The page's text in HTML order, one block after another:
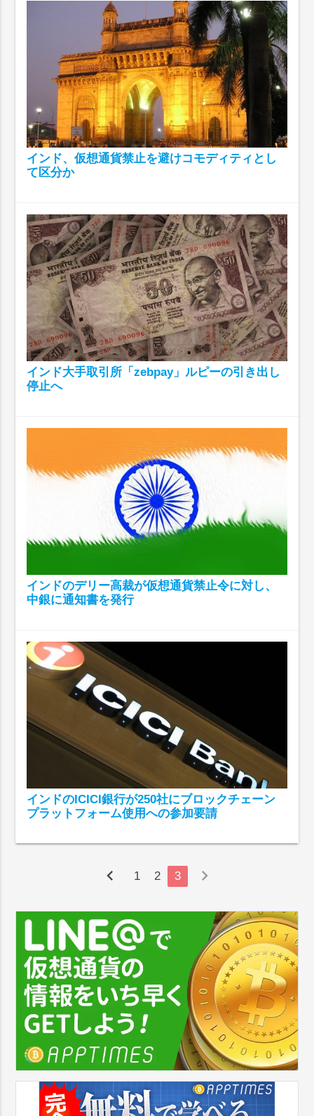
インド、仮想通貨禁止を避けコモディティとし
て区分か
インド大手取引所「zebpay」ルピーの引き出し
停止へ
インドのデリー高裁が仮想通貨禁止令に対し、
中銀に通知書を発行
インドのICICI銀行が250社にブロックチェーン
プラットフォーム使用への参加要請
chevron_left 1 2 3 chevron_right